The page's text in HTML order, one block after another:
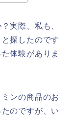
実際、私も、
探したのです
体験がありま
ンの商品のお
のですが、い